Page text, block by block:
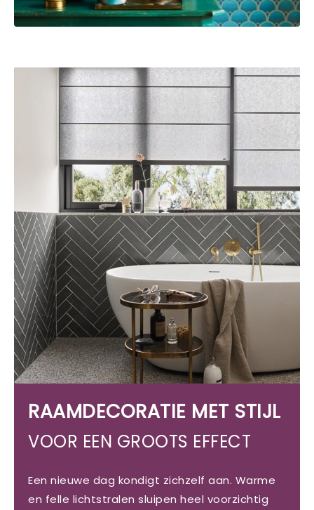
RAAMDECORATIE MET STIJL
VOOR EEN GROOTS EFFECT
Een nieuwe dag kondigt zichzelf aan. Warme
en felle lichtstralen sluipen heel voorzichtig